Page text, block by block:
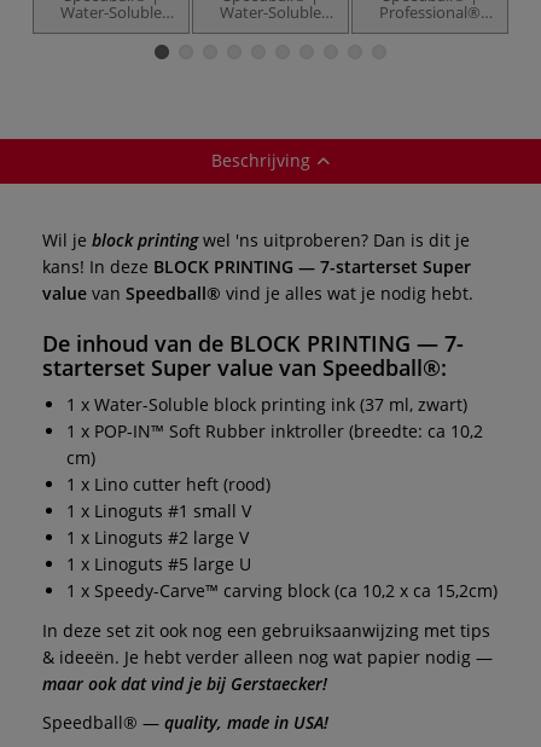
Water-Soluble
Block Printing Ink
Water-Soluble
block printing
Professional®
Relief Ink
Beschrijving
Wil je block printingwel 'ns uitproberen? Dan is dit je
kans! In deze BLOCK PRINTING — 7-starterset Super
value van Speedball® vind je alles wat je nodig hebt.
De inhoud van de BLOCK PRINTING — 7-
starterset Super value van Speedball®:
1 x Water-Soluble block printing ink (37 ml, zwart)
1 x POP-IN™ Soft Rubber inktroller (breedte: ca 10,2
cm)
1 x Lino cutter heft (rood)
1 x Linoguts #1 small V
1 x Linoguts #2 large V
1 x Linoguts #5 large U
1 x Speedy-Carve™ carving block (ca 10,2 x ca 15,2cm)
In deze set zit ook nog een gebruiksaanwijzing met tips
& ideeën. Je hebt verder alleen nog wat papier nodig —
maar ook dat vind je bij Gerstaecker!
Speedball® — quality, made in USA!